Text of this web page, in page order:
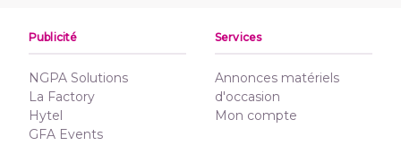
Publicité
NGPA Solutions
La Factory
Hytel
GFA Events
Services
Annonces matériels
d'occasion
Mon compte